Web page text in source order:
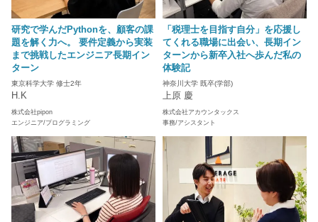
研究で学んだPythonを、顧客の課
題を解く力へ。 要件定義から実装
まで挑戦したエンジニア長期イン
ターン
東京科学大学 修士2年
H.K
株式会社pipon
エンジニア/プログラミング
「税理士を目指す自分」を応援し
てくれる職場に出会い、長期イン
ターンから新卒入社へ歩んだ私の
体験記
神奈川大学 既卒(学部)
上原 慶
株式会社アカウンタックス
事務/アシスタント